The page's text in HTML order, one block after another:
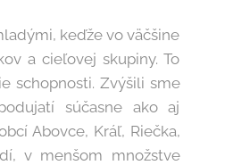
keďže vo väčšine
a cieľovej skupiny. To
schopnosti. Zvýšili sme
súčasne ako aj
Abovce, Kráľ, Riečka,
v menšom množstve